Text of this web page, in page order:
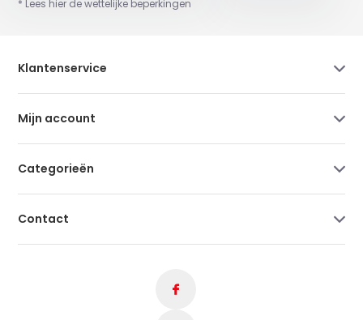
* Lees hier de wettelijke beperkingen
Klantenservice
Mijn account
Categorieën
Contact